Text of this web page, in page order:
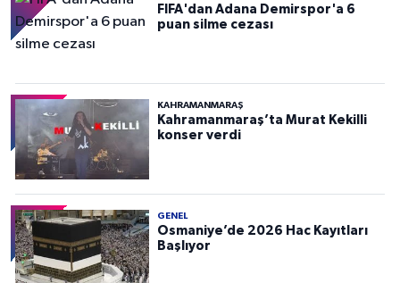
FIFA'dan Adana Demirspor'a 6
puan silme cezası
KAHRAMANMARAŞ
Kahramanmaraş’ta Murat Kekilli
konser verdi
GENEL
Osmaniye’de 2026 Hac Kayıtları
Başlıyor